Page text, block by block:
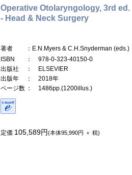
Operative Otolaryngology, 3rd ed.
- Head & Neck Surgery
著者
：E.N.Myers & C.H.Snyderman (eds.)
ISBN
： 978-0-323-40150-0
出版社
： ELSEVIER
出版年
： 2018年
ページ数 ： 1486pp.(1200illus.)
定価 105,589円(本体95,990円 ＋ 税)